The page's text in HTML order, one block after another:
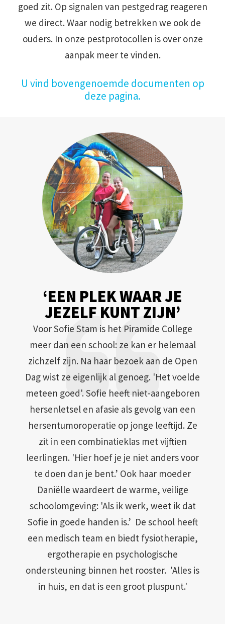
goed zit. Op signalen van pestgedrag reageren
we direct. Waar nodig betrekken we ook de
ouders. In onze pestprotocollen is over onze
aanpak meer te vinden.
U vind bovengenoemde documenten op
deze pagina.
‘EEN PLEK WAAR JE
JEZELF KUNT ZIJN’
Voor Sofie Stam is het Piramide College
meer dan een school: ze kan er helemaal
zichzelf zijn. Na haar bezoek aan de Open
Dag wist ze eigenlijk al genoeg. 'Het voelde
meteen goed'. Sofie heeft niet-aangeboren
hersenletsel en afasie als gevolg van een
hersentumoroperatie op jonge leeftijd. Ze
zit in een combinatieklas met vijftien
leerlingen. 'Hier hoef je je niet anders voor
te doen dan je bent.’ Ook haar moeder
Daniëlle waardeert de warme, veilige
schoolomgeving: 'Als ik werk, weet ik dat
Sofie in goede handen is.’ De school heeft
een medisch team en biedt fysiotherapie,
ergotherapie en psychologische
ondersteuning binnen het rooster. 'Alles is
in huis, en dat is een groot pluspunt.'